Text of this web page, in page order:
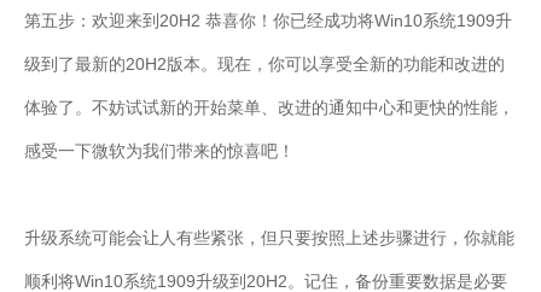
第五步：欢迎来到20H2 恭喜你！你已经成功将Win10系统1909升
级到了最新的20H2版本。现在，你可以享受全新的功能和改进的
体验了。不妨试试新的开始菜单、改进的通知中心和更快的性能，
感受一下微软为我们带来的惊喜吧！
升级系统可能会让人有些紧张，但只要按照上述步骤进行，你就能
顺利将Win10系统1909升级到20H2。记住，备份重要数据是必要